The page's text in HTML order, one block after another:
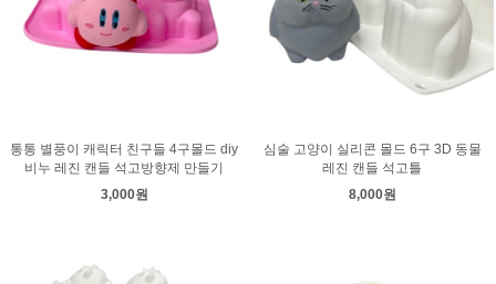
통통 별풍이 캐릭터 친구들 4구몰드 diy
비누 레진 캔들 석고방향제 만들기
3,000원
심술 고양이 실리콘 몰드 6구 3D 동물
레진 캔들 석고틀
8,000원